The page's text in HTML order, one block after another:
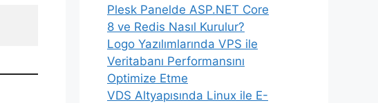
Plesk Panelde ASP.NET Core
8 ve Redis Nasıl Kurulur?
Logo Yazılımlarında VPS ile
Veritabanı Performansını
Optimize Etme
VDS Altyapısında Linux ile E-